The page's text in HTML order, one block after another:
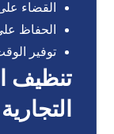
القضاء
الحفاظ
توفير
تنظيف
التجارية